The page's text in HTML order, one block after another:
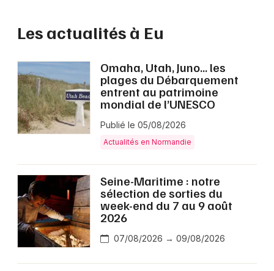
Les actualités à Eu
Omaha, Utah, Juno… les
plages du Débarquement
entrent au patrimoine
mondial de l’UNESCO
Publié le 05/08/2026
Actualités en Normandie
Seine-Maritime : notre
sélection de sorties du
week-end du 7 au 9 août
2026
07/08/2026 → 09/08/2026